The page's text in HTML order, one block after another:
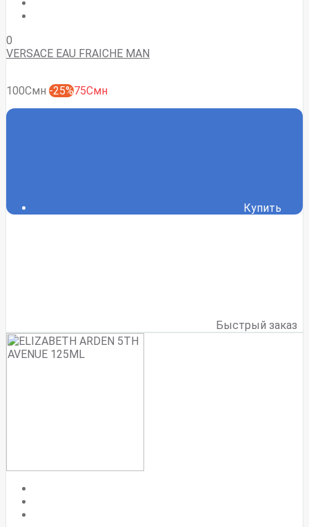
0
VERSACE EAU FRAICHE MAN
100Смн -25%75Смн
Купить
Быстрый заказ